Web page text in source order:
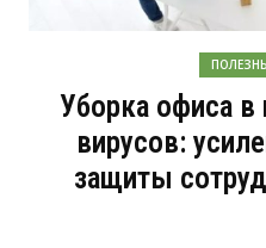
Уборка офиса в
вирусов:
защиты